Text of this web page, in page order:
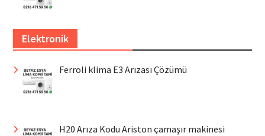
Elektronik
Ferroli klima E3 Arızası Çözümü
H20 Arıza Kodu Ariston çamaşır makinesi